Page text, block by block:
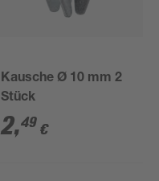
Kausche Ø 10 mm 2
Stück
2,49 €